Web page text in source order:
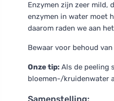
Enzymen zijn zeer mild,
enzymen in water moet
daarom raden we aan
Bewaar voor behoud
Onze tip: Als de peeling
bloemen-/kruidenwater
Samenstelling: